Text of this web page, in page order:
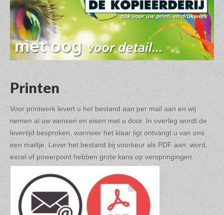
Printen
Voor printwerk levert u het bestand aan per mail aan en wij
nemen al uw wensen en eisen met u door. In overleg wordt de
levertijd besproken, wanneer het klaar ligt ontvangt u van ons
een mailtje. Lever het bestand bij voorkeur als PDF aan: word,
excel of powerpoint hebben grote kans op verspringingen.